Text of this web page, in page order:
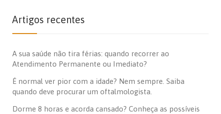
Artigos recentes
A sua saúde não tira férias: quando recorrer ao
Atendimento Permanente ou Imediato?
É normal ver pior com a idade? Nem sempre. Saiba
quando deve procurar um oftalmologista.
Dorme 8 horas e acorda cansado? Conheça as possíveis